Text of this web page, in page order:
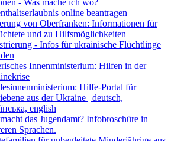
- Was mache ich wo?
online beantragen
von Oberfranken: Informationen für
und zu Hilfsmöglichkeiten
- Infos für ukrainische Flüchtlinge
Innenministerium: Hilfen in der
Hilfe-Portal für
aus der Ukraine | deutsch,
english
das Jugendamt? Infobroschüre in
Sprachen.